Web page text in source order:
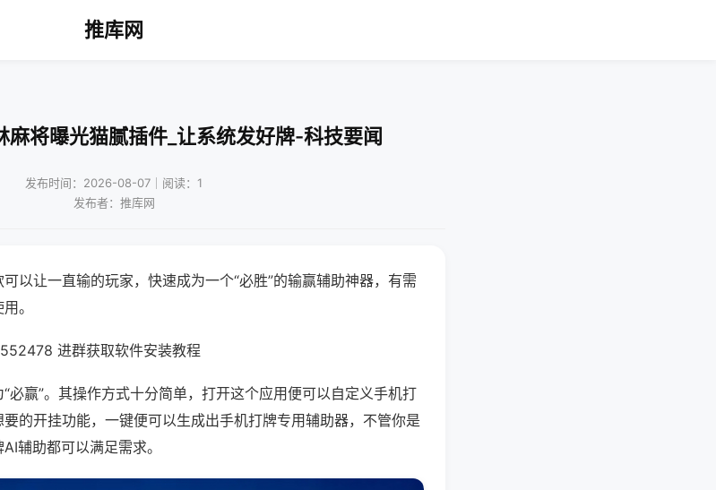
推库网
麻将曝光猫腻插件_让系统发好牌-科技要闻
发布时间：2026-08-07｜阅读：1
发布者：推库网
以让一直输的玩家，快速成为一个“必胜”的输赢辅助神器，有需
。
进群获取软件安装教程
必赢”。其操作方式十分简单，打开这个应用便可以自定义手机打
的开挂功能，一键便可以生成出手机打牌专用辅助器，不管你是
辅助都可以满足需求。